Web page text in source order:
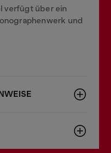
verfügt über ein
und